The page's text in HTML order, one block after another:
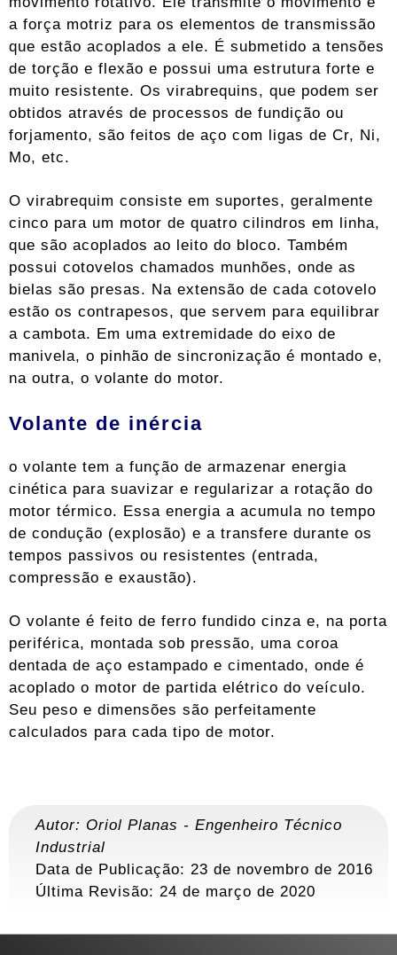
a força motriz para os elementos de transmissão
que estão acoplados a ele. É submetido a tensões
de torção e flexão e possui uma estrutura forte e
muito resistente. Os virabrequins, que podem ser
obtidos através de processos de fundição ou
forjamento, são feitos de aço com ligas de Cr, Ni,
Mo, etc.
O virabrequim consiste em suportes, geralmente
cinco para um motor de quatro cilindros em linha,
que são acoplados ao leito do bloco. Também
possui cotovelos chamados munhões, onde as
bielas são presas. Na extensão de cada cotovelo
estão os contrapesos, que servem para equilibrar
a cambota. Em uma extremidade do eixo de
manivela, o pinhão de sincronização é montado e,
na outra, o volante do motor.
Volante de inércia
o volante tem a função de armazenar energia
cinética para suavizar e regularizar a rotação do
motor térmico. Essa energia a acumula no tempo
de condução (explosão) e a transfere durante os
tempos passivos ou resistentes (entrada,
compressão e exaustão).
O volante é feito de ferro fundido cinza e, na porta
periférica, montada sob pressão, uma coroa
dentada de aço estampado e cimentado, onde é
acoplado o motor de partida elétrico do veículo.
Seu peso e dimensões são perfeitamente
calculados para cada tipo de motor.
Autor: Oriol Planas - Engenheiro Técnico
Industrial
Data de Publicação: 23 de novembro de 2016
Última Revisão: 24 de março de 2020